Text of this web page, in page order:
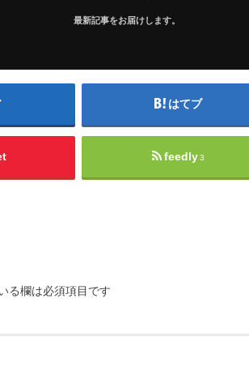
最新記事をお届けします。
はてブ
feedly 3
る欄は必須項目です